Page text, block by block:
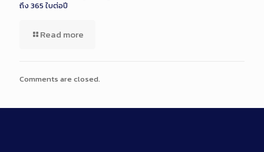
ถึง 365 ใบต่อปี
Read more
Comments are closed.